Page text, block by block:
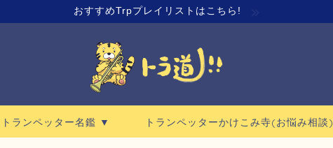
おすすめTrpプレイリストはこちら!
ランペッター名鑑 ▼ トランペッターかけこみ寺(お悩み相談)